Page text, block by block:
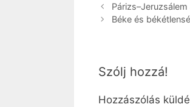
Párizs–Jeruzsálem
Béke és
Szólj hozzá!
Hozzászólás